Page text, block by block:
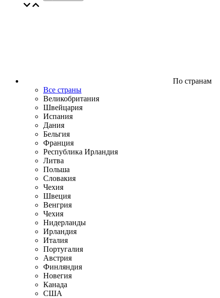
По странам
Все страны
Великобритания
Швейцария
Испания
Дания
Бельгия
Франция
Республика Ирландия
Литва
Польша
Словакия
Чехия
Швеция
Венгрия
Чехия
Нидерланды
Ирландия
Италия
Португалия
Австрия
Финляндия
Новегия
Канада
США